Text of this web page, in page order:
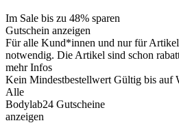
Im Sale bis zu 48% sparen
Gutschein anzeigen
Für alle Kund*innen und nur für
notwendig. Die Artikel sind schon
mehr Infos
Kein Mindestbestellwert Gültig bis auf
Alle
Bodylab24 Gutscheine
anzeigen